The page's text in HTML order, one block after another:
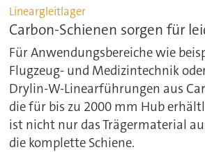
Lineargleitlager
Carbon-Schienen sorgen für
Für Anwendungsbereiche wie
Flugzeug- und Medizintechnik
Drylin-W-Linearführungen aus
die für bis zu 2000 mm Hub
ist nicht nur das Trägermaterial
die komplette Schiene.